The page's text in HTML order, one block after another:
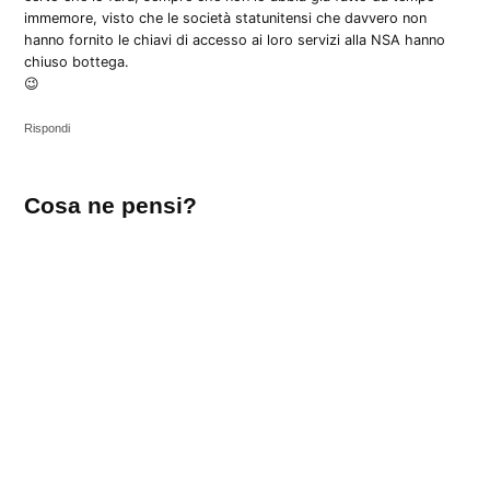
immemore, visto che le società statunitensi che davvero non
hanno fornito le chiavi di accesso ai loro servizi alla NSA hanno
chiuso bottega.
😉
Rispondi
un
Cosa ne pensi?